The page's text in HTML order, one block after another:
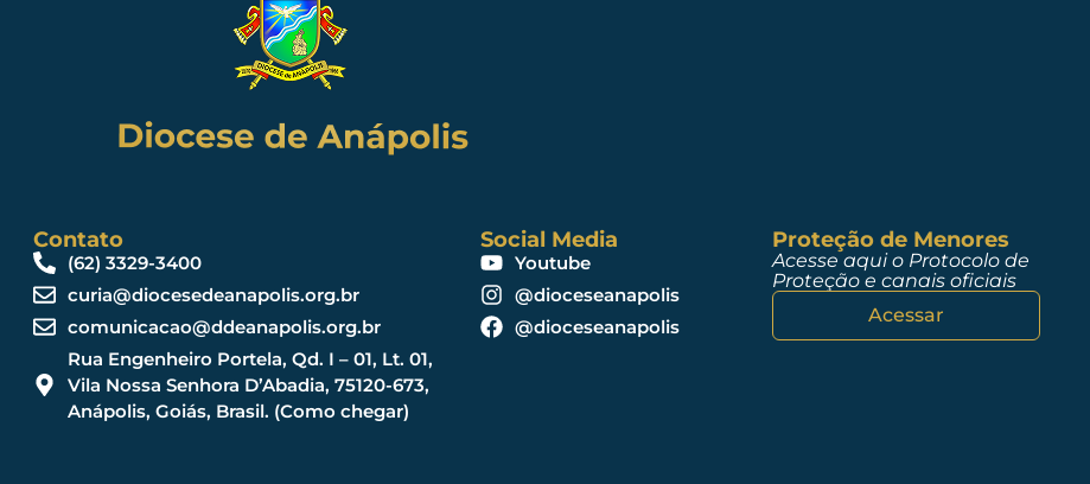
Contato
(62) 3329-3400
curia@diocesedeanapolis.org.br
comunicacao@ddeanapolis.org.br
Rua Engenheiro Portela, Qd. I – 01, Lt. 01,
Vila Nossa Senhora D’Abadia, 75120-673,
Anápolis, Goiás, Brasil. (Como chegar)
Social Media
Youtube
@dioceseanapolis
@dioceseanapolis
Proteção de Menores
Acesse aqui o Protocolo de
Proteção e canais oficiais
Acessar